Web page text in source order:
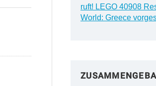
ruft! LEGO 40908
World: Greece